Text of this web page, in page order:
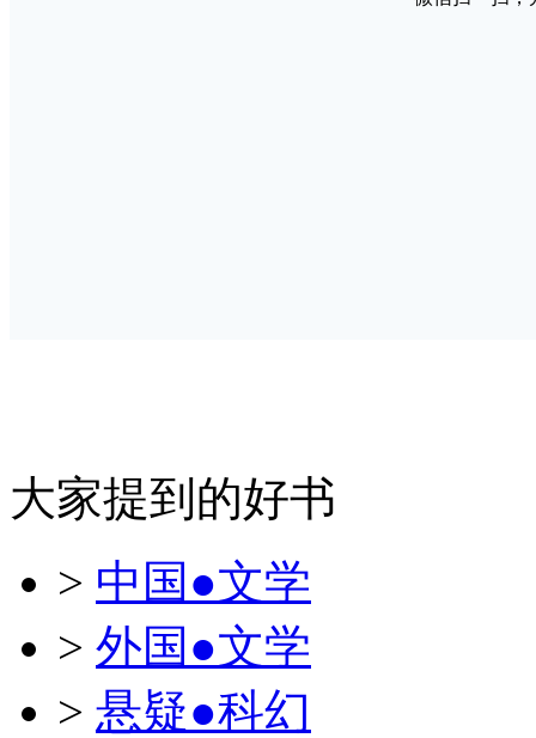
大家提到的好书
> 中国●文学
> 外国●文学
> 悬疑●科幻